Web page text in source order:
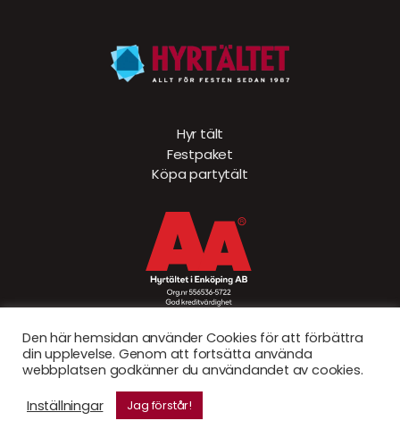
Den här hemsidan använder Cookies för att förbättra
din upplevelse. Genom att fortsätta använda
webbplatsen godkänner du användandet av cookies.
Inställningar
Jag förstår!
Hyr tält
Festpaket
Köpa partytält
© Hyrtältet 2026. Created bySad Bear AB